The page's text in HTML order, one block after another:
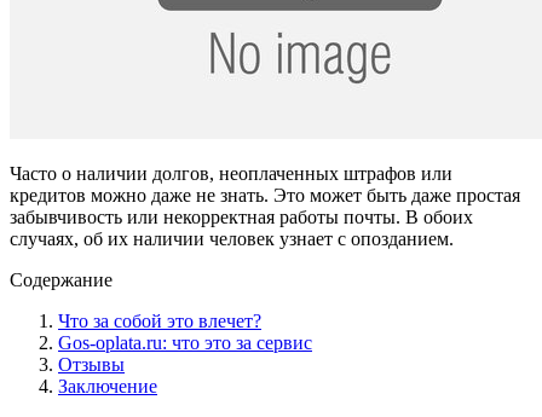
Часто о наличии долгов, неоплаченных штрафов или
кредитов можно даже не знать. Это может быть даже простая
забывчивость или некорректная работы почты. В обоих
случаях, об их наличии человек узнает с опозданием.
Содержание
Что за собой это влечет?
Gos-oplata.ru: что это за сервис
Отзывы
Заключение